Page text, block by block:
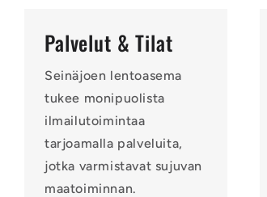
Palvelut & Tilat
Seinäjoen lentoasema
tukee monipuolista
ilmailutoimintaa
tarjoamalla palveluita,
jotka varmistavat sujuvan
maatoiminnan.